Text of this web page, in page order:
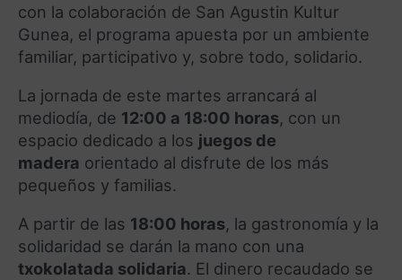
con la colaboración de San Agustin Kultur
Gunea, el programa apuesta por un ambiente
familiar, participativo y, sobre todo, solidario.
La jornada de este martes arrancará al
mediodía, de 12:00 a 18:00 horas, con un
espacio dedicado a los juegos de
madera orientado al disfrute de los más
pequeños y familias.
A partir de las 18:00 horas, la gastronomía y la
solidaridad se darán la mano con una
txokolatada solidaria. El dinero recaudado se